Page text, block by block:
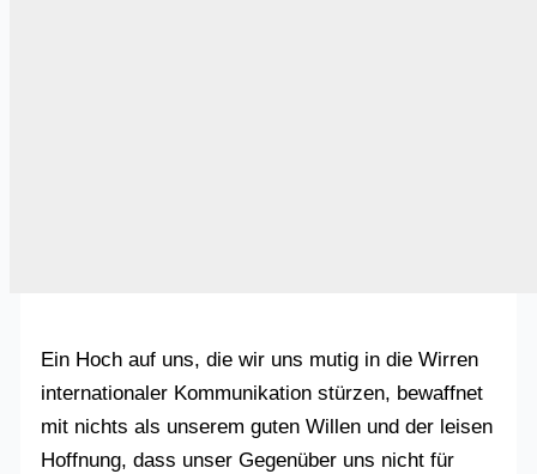
Ein Hoch auf uns, die wir uns mutig in die Wirren
internationaler Kommunikation stürzen, bewaffnet
mit nichts als unserem guten Willen und der leisen
Hoffnung, dass unser Gegenüber uns nicht für